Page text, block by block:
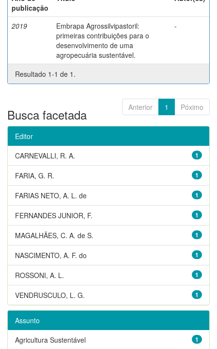
publicação
2019
Embrapa Agrossilvipastoril:
primeiras contribuições para o
desenvolvimento de uma
agropecuária sustentável.
-
Resultado 1-1 de 1.
Anterior 1 Póximo
Busca facetada
Editor
1
CARNEVALLI, R. A.
1
FARIA, G. R.
1
FARIAS NETO, A. L. de
1
FERNANDES JUNIOR, F.
1
MAGALHÃES, C. A. de S.
1
NASCIMENTO, A. F. do
1
ROSSONI, A. L.
1
VENDRUSCULO, L. G.
Assunto
1
Agricultura Sustentável